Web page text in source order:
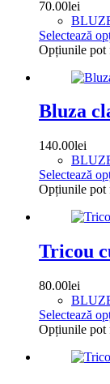
70.00lei
Selectează
Opțiunile pot
Bluza
140.00lei
Selectează
Opțiunile pot
Tricou
80.00lei
Selectează
Opțiunile pot